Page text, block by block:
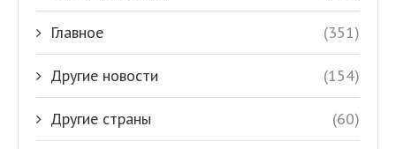
Главное (351)
Другие новости (154)
Другие страны (60)